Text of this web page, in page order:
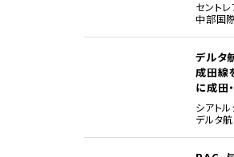
セント
中部国
デルタ
成田線
に成田
シアトル
デルタ